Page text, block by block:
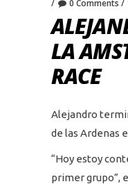
0 Comments
LA
RACE
Alejandro
de las Ardenas
“Hoy estoy
primer grupo”,